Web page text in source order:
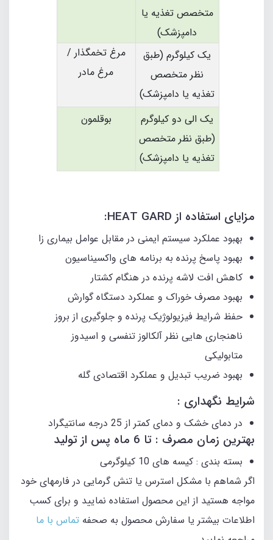
متخصص تغذیه یا
دامپزشک)
یک کیلوگرم (طبق
نظر متخصص
تغذیه یا دامپزشک)
مرغ تخمگذار /
مرغ مادر
یک الی دو کیلوگرم
(طبق نظر متخصص
تغذیه یا دامپزشک)
بوقلمون
مزایای استفاده از HEAT GARD:
بهبود عملکرد سیستم ایمنی در مقابل عوامل بیماری زا
بهبود پاسخ پرنده به برنامه های واکسیناسیون
کاهش افت لاشه پرنده در هنگام کشتار
بهبود مصرف خوراک و عملکرد دستگاه گوارش
حفظ شرایط فیزیولوژیک پرنده و جلوگیری از بروز
ناهنجاری هایی نظر آلکالوز تنفسی و اسیدوز
متابولیکی
بهبود ضریب تبدیل و عملکرد اقتصادی گله
شرایط نگهداری :
در دمای خشک و دمای کمتر از 25 درجه سانتیگراد
بهترین زمان مصرف : تا 6 ماه پس از تولید
بسته بندی : کیسه های 10 کیلوگرمی
اگر شماهم با مشکل استرس یا تنش گرمایی در فارمهای خود
مواجه هستید از این محصول استفاده نمایید و برای کسب
اطلاعات بیشتر یا سفارش محصول به صحفه تماس با ما